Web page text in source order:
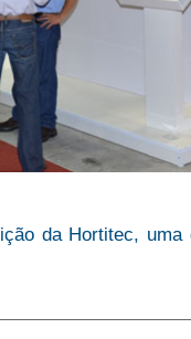
da Hortitec,